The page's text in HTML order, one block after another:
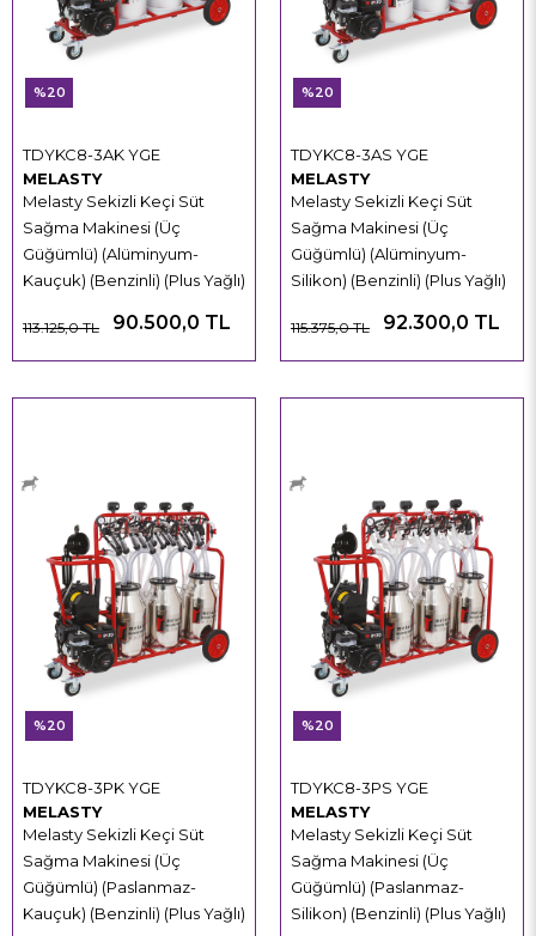
MELASTY
Melasty Sekizli Keçi Süt
Sağma Makinesi (Üç
Güğümlü) (Alüminyum-
Kauçuk) (Benzinli) (Plus Yağlı)
TDYKC8-3AK YGE
90.500,0 TL
113.125,0 TL
%20
MELASTY
Melasty Sekizli Keçi Süt
Sağma Makinesi (Üç
Güğümlü) (Alüminyum-
Silikon) (Benzinli) (Plus Yağlı)
TDYKC8-3AS YGE
92.300,0 TL
115.375,0 TL
%20
MELASTY
Melasty Sekizli Keçi Süt
Sağma Makinesi (Üç
Güğümlü) (Paslanmaz-
Kauçuk) (Benzinli) (Plus Yağlı)
TDYKC8-3PK YGE
%20
MELASTY
Melasty Sekizli Keçi Süt
Sağma Makinesi (Üç
Güğümlü) (Paslanmaz-
Silikon) (Benzinli) (Plus Yağlı)
TDYKC8-3PS YGE
%20